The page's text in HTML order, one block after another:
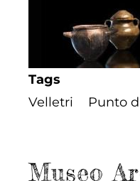
Tags
Velletri
Punto
Museo